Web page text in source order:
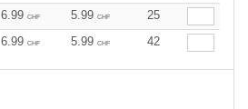
6.99 CHF 5.99 CHF
25
6.99 CHF 5.99 CHF 42